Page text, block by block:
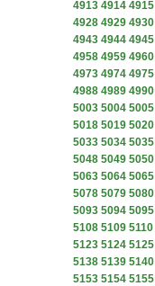
4913 4914 4915
4928 4929 4930
4943 4944 4945
4958 4959 4960
4973 4974 4975
4988 4989 4990
5003 5004 5005
5018 5019 5020
5033 5034 5035
5048 5049 5050
5063 5064 5065
5078 5079 5080
5093 5094 5095
5108 5109 5110
5123 5124 5125
5138 5139 5140
5153 5154 5155